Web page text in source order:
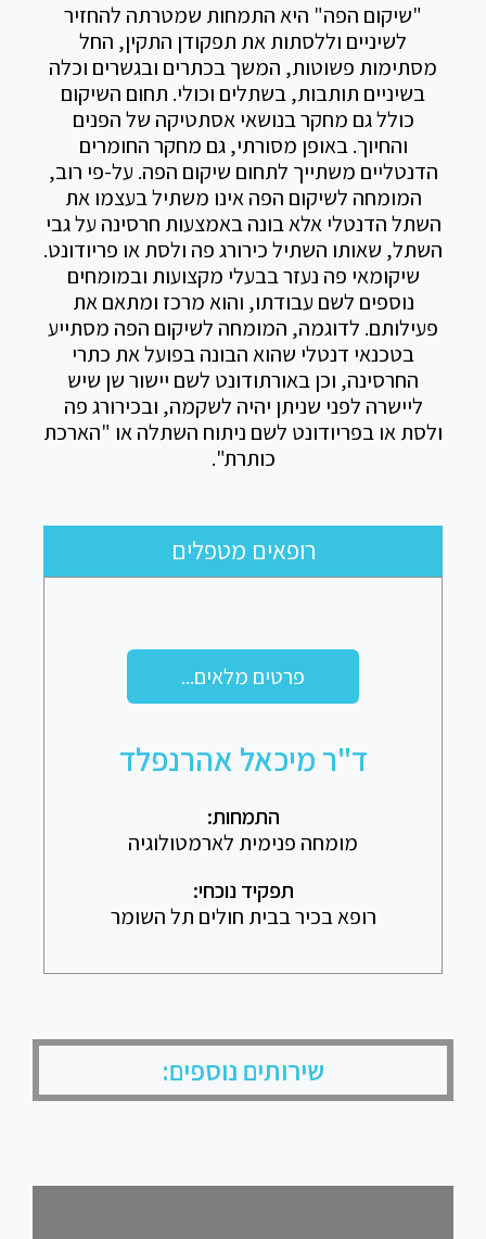
"שיקום הפה" היא התמחות שמטרתה להחזיר
לשיניים וללסתות את תפקודן התקין, החל
מסתימות פשוטות, המשך בכתרים ובגשרים וכלה
בשיניים תותבות, בשתלים וכולי. תחום השיקום
כולל גם מחקר בנושאי אסתטיקה של הפנים
והחיוך. באופן מסורתי, גם מחקר החומרים
הדנטליים משתייך לתחום שיקום הפה. על-פי רוב,
המומחה לשיקום הפה אינו משתיל בעצמו את
השתל הדנטלי אלא בונה באמצעות חרסינה על גבי
השתל, שאותו השתיל כירורג פה ולסת או פריודונט.
שיקומאי פה נעזר בבעלי מקצועות ובמומחים
נוספים לשם עבודתו, והוא מרכז ומתאם את
פעילותם. לדוגמה, המומחה לשיקום הפה מסתייע
בטכנאי דנטלי שהוא הבונה בפועל את כתרי
החרסינה, וכן באורתודונט לשם יישור שן שיש
ליישרה לפני שניתן יהיה לשקמה, ובכירורג פה
ולסת או בפריודונט לשם ניתוח השתלה או "הארכת
כותרת".
רופאים מטפלים
פרטים מלאים...
ד"ר מיכאל אהרנפלד
התמחות:
מומחה פנימית לארמטולוגיה
תפקיד נוכחי:
רופא בכיר בבית חולים תל השומר
שירותים נוספים: